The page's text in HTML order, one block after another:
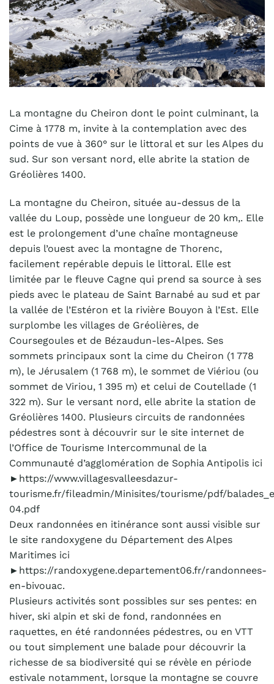
La montagne du Cheiron dont le point culminant, la
Cime à 1778 m, invite à la contemplation avec des
points de vue à 360° sur le littoral et sur les Alpes du
sud. Sur son versant nord, elle abrite la station de
Gréolières 1400.
La montagne du Cheiron, située au-dessus de la
vallée du Loup, possède une longueur de 20 km,. Elle
est le prolongement d’une chaîne montagneuse
depuis l’ouest avec la montagne de Thorenc,
facilement repérable depuis le littoral. Elle est
limitée par le fleuve Cagne qui prend sa source à ses
pieds avec le plateau de Saint Barnabé au sud et par
la vallée de l’Estéron et la rivière Bouyon à l’Est. Elle
surplombe les villages de Gréolières, de
Coursegoules et de Bézaudun-les-Alpes. Ses
sommets principaux sont la cime du Cheiron (1 778
m), le Jérusalem (1 768 m), le sommet de Viériou (ou
sommet de Viriou, 1 395 m) et celui de Coutellade (1
322 m). Sur le versant nord, elle abrite la station de
Gréolières 1400. Plusieurs circuits de randonnées
pédestres sont à découvrir sur le site internet de
l’Office de Tourisme Intercommunal de la
Communauté d’agglomération de Sophia Antipolis ici
►https://www.villagesvalleesdazur-
tourisme.fr/fileadmin/Minisites/tourisme/pdf/
04.pdf
Deux randonnées en itinérance sont aussi visible sur
le site randoxygene du Département des Alpes
Maritimes ici
►https://randoxygene.departement06.fr/randonnees-
en-bivouac.
Plusieurs activités sont possibles sur ses pentes: en
hiver, ski alpin et ski de fond, randonnées en
raquettes, en été randonnées pédestres, ou en VTT
ou tout simplement une balade pour découvrir la
richesse de sa biodiversité qui se révèle en période
estivale notamment, lorsque la montagne se couvre